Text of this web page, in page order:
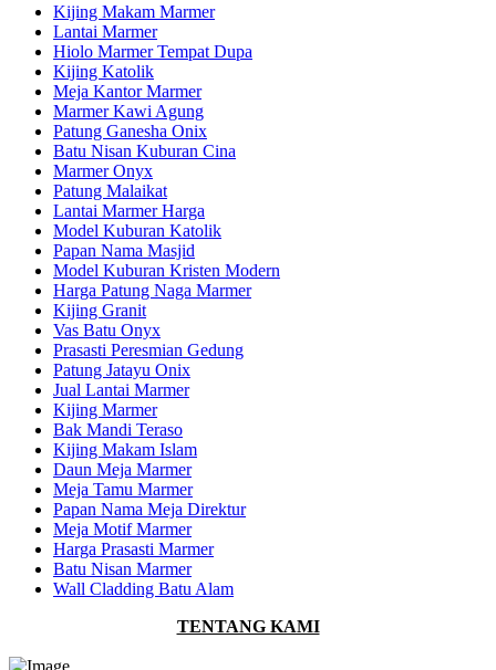
Kijing Makam Marmer
Lantai Marmer
Hiolo Marmer Tempat Dupa
Kijing Katolik
Meja Kantor Marmer
Marmer Kawi Agung
Patung Ganesha Onix
Batu Nisan Kuburan Cina
Marmer Onyx
Patung Malaikat
Lantai Marmer Harga
Model Kuburan Katolik
Papan Nama Masjid
Model Kuburan Kristen Modern
Harga Patung Naga Marmer
Kijing Granit
Vas Batu Onyx
Prasasti Peresmian Gedung
Patung Jatayu Onix
Jual Lantai Marmer
Kijing Marmer
Bak Mandi Teraso
Kijing Makam Islam
Daun Meja Marmer
Meja Tamu Marmer
Papan Nama Meja Direktur
Meja Motif Marmer
Harga Prasasti Marmer
Batu Nisan Marmer
Wall Cladding Batu Alam
TENTANG KAMI